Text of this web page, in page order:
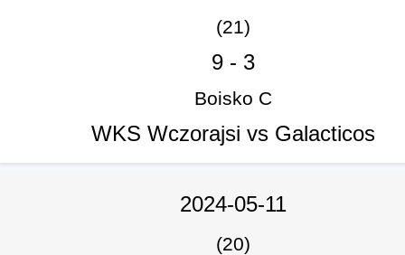
(21)
9 - 3
Boisko C
WKS Wczorajsi vs Galacticos
2024-05-11
(20)